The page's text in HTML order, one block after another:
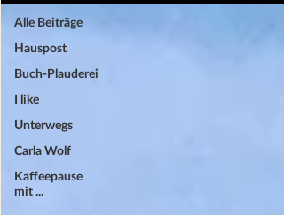
Alle Beiträge
Hauspost
Buch-Plauderei
I like
Unterwegs
Carla Wolf
Kaffeepause
mit ...